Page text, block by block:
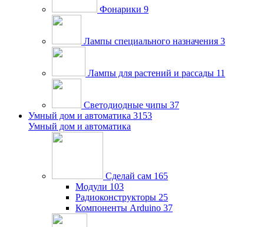
Фонарики 9
Лампы специального назначения 3
Лампы для растений и рассады 11
Светодиодные чипы 37
Умный дом и автоматика 3153
Умный дом и автоматика
Сделай сам 165
Модули 103
Радиоконструкторы 25
Компоненты Arduino 37